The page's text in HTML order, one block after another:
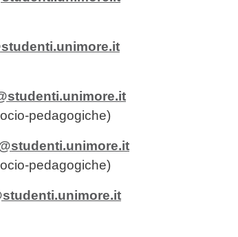
pedagogiche)
pedagogiche)